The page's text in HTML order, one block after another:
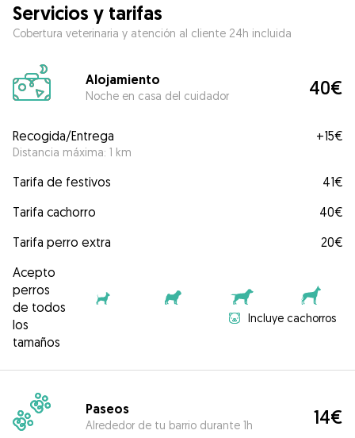
Servicios y tarifas
Cobertura veterinaria y atención al cliente 24h incluida
Alojamiento
Noche en casa del cuidador 40€
Recogida/Entrega
Distancia máxima: 1 km
+15€
Tarifa de festivos
41€
Tarifa cachorro
40€
Tarifa perro extra
20€
Acepto
perros
de todos
los
tamaños
Incluye cachorros
Paseos
Alrededor de tu barrio durante 1h 14€